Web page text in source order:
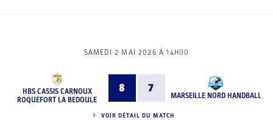
SAMEDI 2 MAI 2026 À 14H00
HBS CASSIS CARNOUX
ROQUEFORT LA BEDOULE
8 7
MARSEILLE NORD HANDBALL
VOIR DÉTAIL DU MATCH